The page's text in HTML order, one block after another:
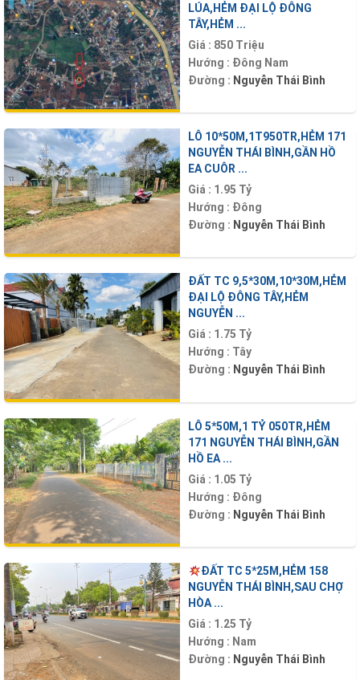
LÚA,HẺM ĐẠI LỘ ĐÔNG
TÂY,HẺM ...
Giá : 850 Triệu
Hướng : Đông Nam
Đường : Nguyễn Thái Bình
LÔ 10*50M,1T950TR,HẺM 171
NGUYỄN THÁI BÌNH,GẦN HỒ
EA CUÔR ...
Giá : 1.95 Tỷ
Hướng : Đông
Đường : Nguyễn Thái Bình
ĐẤT TC 9,5*30M,10*30M,HẺM
ĐẠI LỘ ĐÔNG TÂY,HẺM
NGUYỄN ...
Giá : 1.75 Tỷ
Hướng : Tây
Đường : Nguyễn Thái Bình
LÔ 5*50M,1 TỶ 050TR,HẺM
171 NGUYỄN THÁI BÌNH,GẦN
HỒ EA ...
Giá : 1.05 Tỷ
Hướng : Đông
Đường : Nguyễn Thái Bình
ĐẤT TC 5*25M,HẺM 158
NGUYỄN THÁI BÌNH,SAU CHỢ
HÒA ...
Giá : 1.25 Tỷ
Hướng : Nam
Đường : Nguyễn Thái Bình